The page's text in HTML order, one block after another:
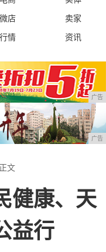
微店
卖家
行情 资讯
广告
广告
文
健康、天
益行